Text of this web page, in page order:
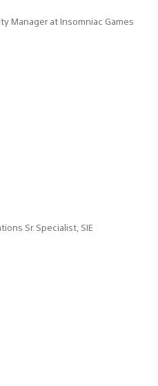
Manager at Insomniac Games
Sr. Specialist, SIE